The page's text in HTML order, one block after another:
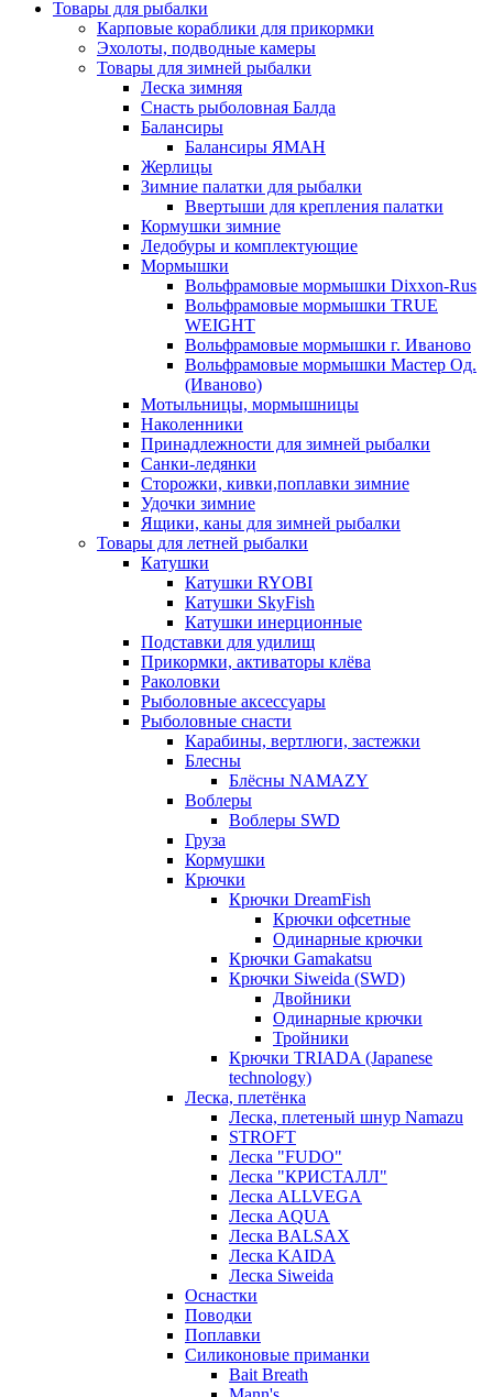
Товары для рыбалки
Карповые кораблики для прикормки
Эхолоты, подводные камеры
Товары для зимней рыбалки
Леска зимняя
Снасть рыболовная Балда
Балансиры
Балансиры ЯМАН
Жерлицы
Зимние палатки для рыбалки
Ввертыши для крепления палатки
Кормушки зимние
Ледобуры и комплектующие
Мормышки
Вольфрамовые мормышки Dixxon-Rus
Вольфрамовые мормышки TRUE
WEIGHT
Вольфрамовые мормышки г. Иваново
Вольфрамовые мормышки Мастер Од.
(Иваново)
Мотыльницы, мормышницы
Наколенники
Принадлежности для зимней рыбалки
Санки-ледянки
Сторожки, кивки,поплавки зимние
Удочки зимние
Ящики, каны для зимней рыбалки
Товары для летней рыбалки
Катушки
Катушки RYOBI
Катушки SkyFish
Катушки инерционные
Подставки для удилищ
Прикормки, активаторы клёва
Раколовки
Рыболовные аксессуары
Рыболовные снасти
Карабины, вертлюги, застежки
Блесны
Блёсны NAMAZY
Воблеры
Воблеры SWD
Груза
Кормушки
Крючки
Крючки DreamFish
Крючки офсетные
Одинарные крючки
Крючки Gamakatsu
Крючки Siweida (SWD)
Двойники
Одинарные крючки
Тройники
Крючки TRIADA (Japanese
technology)
Леска, плетёнка
Леска, плетеный шнур Namazu
STROFT
Леска "FUDO"
Леска "КРИСТАЛЛ"
Леска ALLVEGA
Леска AQUA
Леска BALSAX
Леска KAIDA
Леска Siweida
Оснастки
Поводки
Поплавки
Силиконовые приманки
Bait Breath